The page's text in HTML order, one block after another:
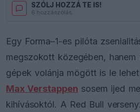
SZÓLJ HOZZÁ TE IS!
6 hozzászólás.
Egy Forma–1-es pilóta
megszokott közegében, hanem
gépek volánja mögött is le
Max Verstappen sosem ijed
kihívásoktól. A Red Bull